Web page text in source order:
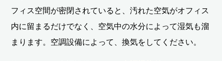
フィス空間が密閉されていると、汚れた空気がオフィス
内に留まるだけでなく、空気中の水分によって湿気も溜
まります。空調設備によって、換気をしてください。